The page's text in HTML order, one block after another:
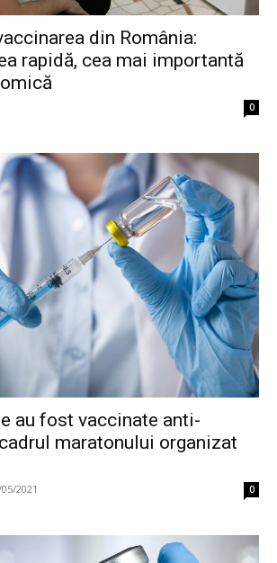
din România:
rapidă, cea mai importantă
0
au fost vaccinate anti-
maratonului organizat
2021 0